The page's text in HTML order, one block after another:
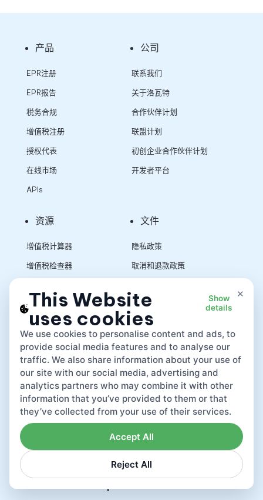
产品
EPR注册
EPR报告
税务合规
增值税注册
授权代表
在线市场
APIs
公司
联系我们
关于洛瓦特
合作伙伴计划
联盟计划
初创企业合作伙伴计划
开发者平台
资源
增值税计算器
增值税检查器
文件
隐私政策
取消和退款政策
App
×
This Website
uses cookies
Show
details
We use cookies to personalise content and ads, to
provide social media features and to analyse our
traffic. We also share information about your use of
our site with our social media, advertising and
analytics partners who may combine it with other
information that you’ve provided to them or that
they’ve collected from your use of their services.
Reject All
Accept All